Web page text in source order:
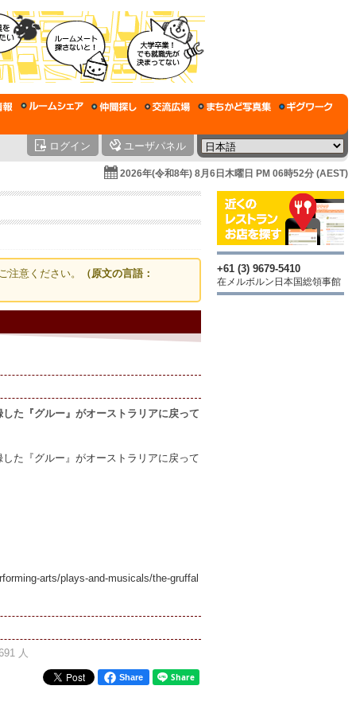
ログイン ユーザパネル
2026年(令和8年) 8月6日木曜日 PM 06時52分 (AEST)
注意ください。
（原文の言語：
た『グルー』がオーストラリアに戻って
た『グルー』がオーストラリアに戻って
arts/plays-and-musicals/the-gruffal
人
Share
+61 (3) 9679-5410
在メルボルン日本国総領事館